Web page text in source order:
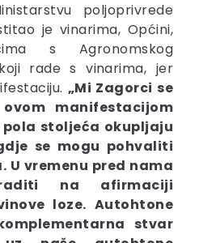
poljoprivrede
je vinarima, Općini,
s Agronomskog
rade s vinarima, jer
„Mi Zagorci se
manifestacijom
pola stoljeća okupljaju
se mogu pohvaliti
vremenu pred nama
na afirmaciji
loze. Autohtone
stvar